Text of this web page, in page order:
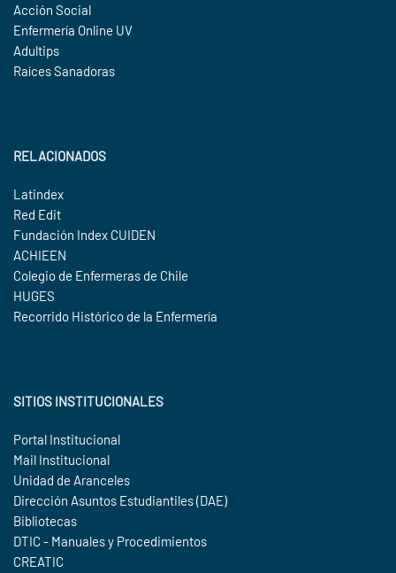
Acción Social
Enfermería Online UV
Adultips
Raíces Sanadoras
RELACIONADOS
Latindex
Red Edit
Fundación Index CUIDEN
ACHIEEN
Colegio de Enfermeras de Chile
HUGES
Recorrido Histórico de la Enfermería
SITIOS INSTITUCIONALES
Portal Institucional
Mail Institucional
Unidad de Aranceles
Dirección Asuntos Estudiantiles (DAE)
Bibliotecas
DTIC - Manuales y Procedimientos
CREATIC